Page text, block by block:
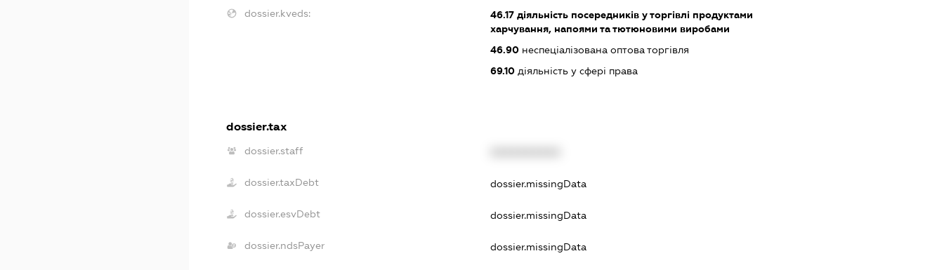
dossier.kveds: 46.17діяльність посередників у торгівлі продуктами
харчування, напоями та тютюновими виробами
46.90неспеціалізована оптова торгівля
69.10діяльність у сфері права
dossier.tax
dossier.staff
dossier.taxDebt dossier.missingData
dossier.esvDebt dossier.missingData
dossier.ndsPayer dossier.missingData